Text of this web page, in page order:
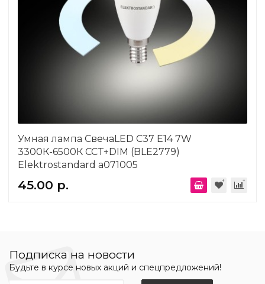
Умная лампа СвечаLED C37 Е14 7W
3300К-6500К CCT+DIM (BLE2779)
Elektrostandard a071005
45.00 р.
Подписка на новости
Будьте в курсе новых акций и спецпредложений!